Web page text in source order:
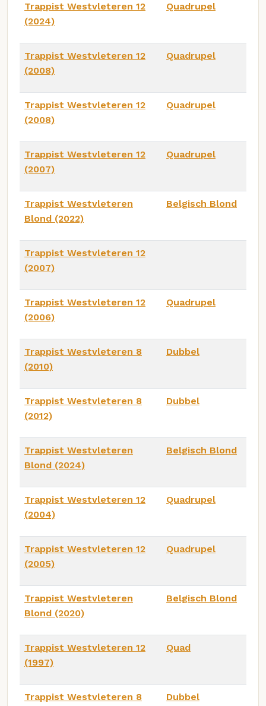
Trappist Westvleteren 12
(2024)
Quadrupel
Trappist Westvleteren 12
(2008)
Quadrupel
Trappist Westvleteren 12
(2008)
Quadrupel
Trappist Westvleteren 12
(2007)
Quadrupel
Trappist Westvleteren
Blond (2022)
Belgisch Blond
Trappist Westvleteren 12
(2007)
Trappist Westvleteren 12
(2006)
Quadrupel
Trappist Westvleteren 8
(2010)
Dubbel
Trappist Westvleteren 8
(2012)
Dubbel
Trappist Westvleteren
Blond (2024)
Belgisch Blond
Trappist Westvleteren 12
(2004)
Quadrupel
Trappist Westvleteren 12
(2005)
Quadrupel
Trappist Westvleteren
Blond (2020)
Belgisch Blond
Trappist Westvleteren 12
(1997)
Quad
Trappist Westvleteren 8 Dubbel